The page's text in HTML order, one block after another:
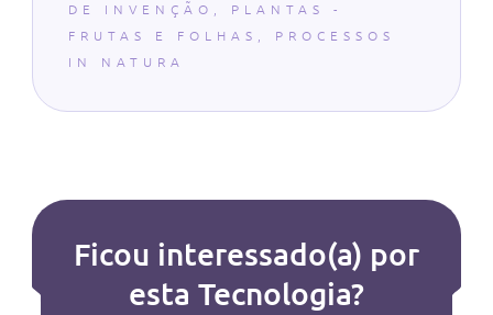
DE INVENÇÃO
PLANTAS -
FRUTAS E FOLHAS
PROCESSOS
IN NATURA
Ficou interessado(a) por
esta Tecnologia?